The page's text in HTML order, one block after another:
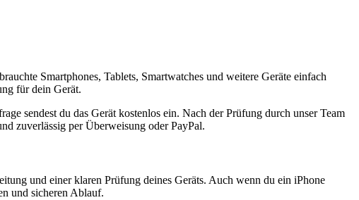
Smartphones, Tablets, Smartwatches und weitere Geräte einfach
für dein Gerät.
sendest du das Gerät kostenlos ein. Nach der Prüfung durch unser Team
zuverlässig per Überweisung oder PayPal.
und einer klaren Prüfung deines Geräts. Auch wenn du ein iPhone
und sicheren Ablauf.